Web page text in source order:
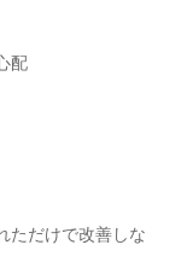
配
ただけで改善しな